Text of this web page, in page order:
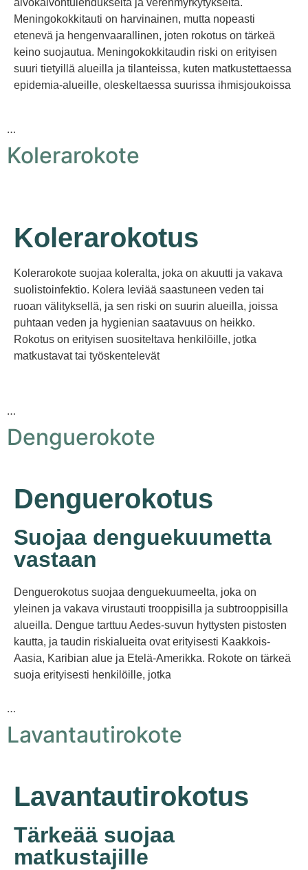
Meningokokkitauti on harvinainen, mutta nopeasti
etenevä ja hengenvaarallinen, joten rokotus on tärkeä
keino suojautua. Meningokokkitaudin riski on erityisen
suuri tietyillä alueilla ja tilanteissa, kuten matkustettaessa
epidemia-alueille, oleskeltaessa suurissa ihmisjoukoissa
…
Kolerarokote
Kolerarokotus
Kolerarokote suojaa koleralta, joka on akuutti ja vakava
suolistoinfektio. Kolera leviää saastuneen veden tai
ruoan välityksellä, ja sen riski on suurin alueilla, joissa
puhtaan veden ja hygienian saatavuus on heikko.
Rokotus on erityisen suositeltava henkilöille, jotka
matkustavat tai työskentelevät
…
Denguerokote
Denguerokotus
Suojaa denguekuumetta
vastaan
Denguerokotus suojaa denguekuumeelta, joka on
yleinen ja vakava virustauti trooppisilla ja subtrooppisilla
alueilla. Dengue tarttuu Aedes-suvun hyttysten pistosten
kautta, ja taudin riskialueita ovat erityisesti Kaakkois-
Aasia, Karibian alue ja Etelä-Amerikka. Rokote on tärkeä
suoja erityisesti henkilöille, jotka
…
Lavantautirokote
Lavantautirokotus
Tärkeää suojaa
matkustajille